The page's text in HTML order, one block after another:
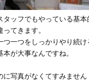
ッフでもやっている基
てきます。
一つをしっかりやり続け
が大事なんですね。
写真がなくてすみません